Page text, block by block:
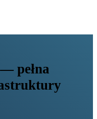
pełna